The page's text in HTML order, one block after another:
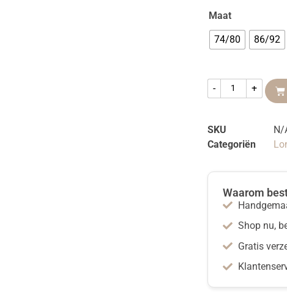
Maat
74/80 86/92
- +
SKU
N/
Categoriën
Waarom
Shop nu,
Gratis